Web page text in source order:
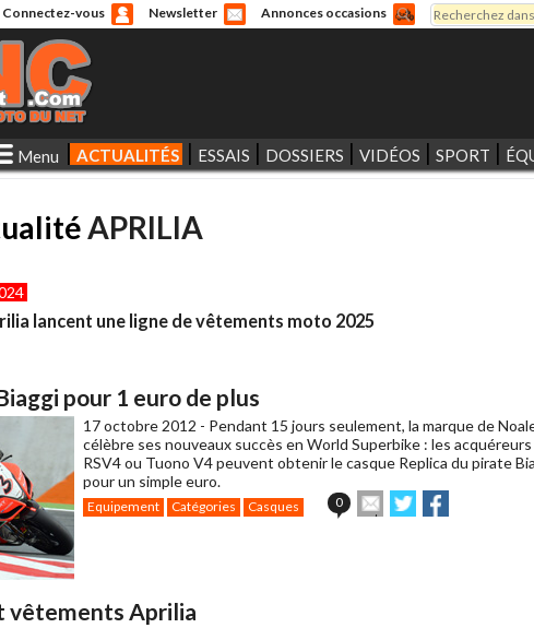
Connectez-vous Newsletter Annonces occasions
Formulaire
Rechercher
Menu ACTUALITÉS ESSAIS DOSSIERS VIDÉOS SPORT
APRILIA
lancent une ligne de vêtements moto 2025
pour 1 euro de plus
17 octobre 2012 - Pendant 15 jours seulement, la marque de
célèbre ses nouveaux succès en World Superbike : les
RSV4 ou Tuono V4 peuvent obtenir le casque Replica du pirate
pour un simple euro.
Equipement Catégories Casques 0
Envoyer
cet
Partager
sur sur
vêtements Aprilia